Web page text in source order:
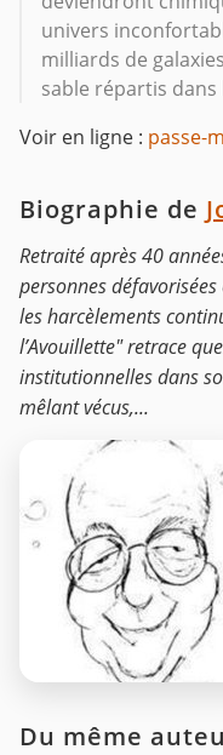
univers
milliards de
sable répartis dans
Voir en ligne : passe-
Biographie de
Retraité après 40
personnes
les harcèlements
l’Avouillette" retrace
institutionnelles dans
mêlant vécus,...
Du même